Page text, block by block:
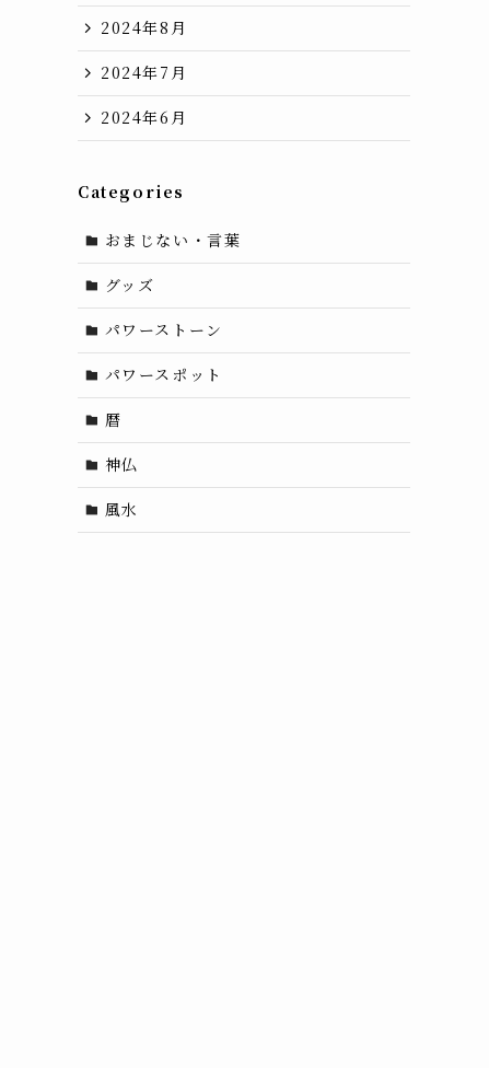
2024年8月
2024年7月
2024年6月
Categories
おまじない・言葉
グッズ
パワーストーン
パワースポット
暦
神仏
風水